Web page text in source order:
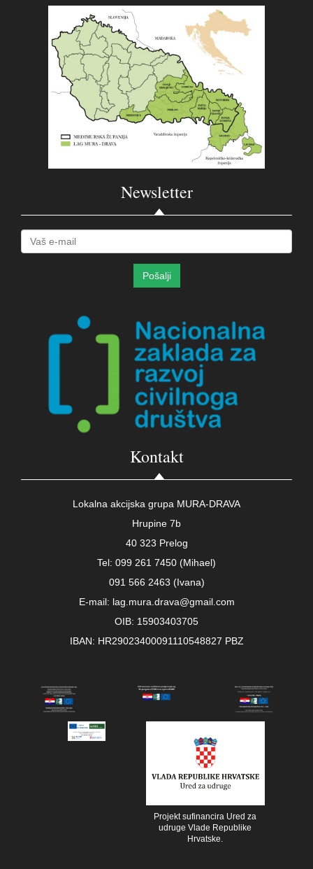
Newsletter
Kontakt
Lokalna akcijska grupa MURA-DRAVA
Hrupine 7b
40 323 Prelog
Tel: 099 261 7450 (Mihael)
091 566 2463 (Ivana)
E-mail: lag.mura.drava@gmail.com
OIB: 15903403705
IBAN: HR29023400091110548827 PBZ
Projekt sufinancira Ured za
udruge Vlade Republike
Hrvatske.